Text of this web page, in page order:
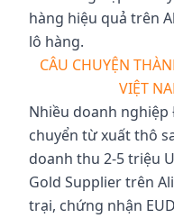
hàng hiệu quả trên
lô hàng.
CÂU CHUYỆN
VIỆT
Nhiều doanh nghiệp
chuyển từ xuất thô
doanh thu 2-5 triệu
Gold Supplier trên
trại, chứng nhận